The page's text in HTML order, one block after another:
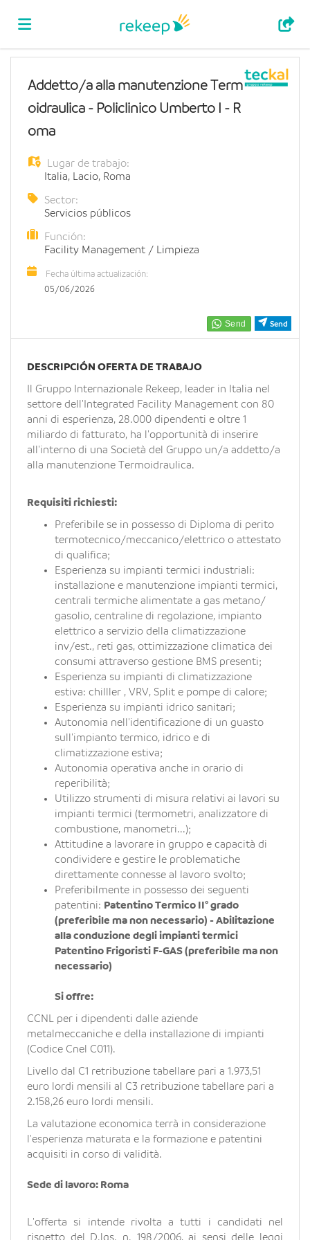
ofertas
de
Subir
CV
Acceso
FR
IT
DE
ES
PT
Send
Addetto/a alla manutenzione Term
oidraulica - Policlinico Umberto I - R
oma
Lugar de trabajo:
Italia, Lacio, Roma
Sector:
Servicios públicos
Función:
Facility Management / Limpieza
Fecha última actualización:
05/06/2026
DESCRIPCIÓN OFERTA DE TRABAJO
Il Gruppo Internazionale Rekeep, leader in Italia nel
settore dell'Integrated Facility Management con 80
anni di esperienza, 28.000 dipendenti e oltre 1
miliardo di fatturato, ha l'opportunità di inserire
all'interno di una Società del Gruppo un/a addetto/a
alla manutenzione Termoidraulica.
Requisiti richiesti:
Preferibile se in possesso di Diploma di perito
termotecnico/meccanico/elettrico o attestato
di qualifica;
Esperienza su impianti termici industriali:
installazione e manutenzione impianti termici,
centrali termiche alimentate a gas metano/
gasolio, centraline di regolazione, impianto
elettrico a servizio della climatizzazione
inv/est., reti gas, ottimizzazione climatica dei
consumi attraverso gestione BMS presenti;
Esperienza su impianti di climatizzazione
estiva: chilller , VRV, Split e pompe di calore;
Esperienza su impianti idrico sanitari;
Autonomia nell'identificazione di un guasto
sull'impianto termico, idrico e di
climatizzazione estiva;
Autonomia operativa anche in orario di
reperibilità;
Utilizzo strumenti di misura relativi ai lavori su
impianti termici (termometri, analizzatore di
combustione, manometri...);
Attitudine a lavorare in gruppo e capacità di
condividere e gestire le problematiche
direttamente connesse al lavoro svolto;
Preferibilmente in possesso dei seguenti
patentini: Patentino Termico II° grado
(preferibile ma non necessario) - Abilitazione
alla conduzione degli impianti termici
Patentino Frigoristi F-GAS (preferibile ma non
necessario)
Si offre:
CCNL per i dipendenti dalle aziende
metalmeccaniche e della installazione di impianti
(Codice Cnel C011).
Livello dal C1 retribuzione tabellare pari a 1.973,51
euro lordi mensili al C3 retribuzione tabellare pari a
2.158,26 euro lordi mensili.
La valutazione economica terrà in considerazione
l'esperienza maturata e la formazione e patentini
acquisiti in corso di validità.
Sede di lavoro: Roma
L'offerta si intende rivolta a tutti i candidati nel